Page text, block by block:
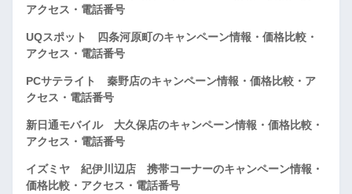
アクセス・電話番号
UQスポット 四条河原町のキャンペーン情報・価格比較・
アクセス・電話番号
PCサテライト 秦野店のキャンペーン情報・価格比較・ア
クセス・電話番号
新日通モバイル 大久保店のキャンペーン情報・価格比較・
アクセス・電話番号
イズミヤ 紀伊川辺店 携帯コーナーのキャンペーン情報・
価格比較・アクセス・電話番号